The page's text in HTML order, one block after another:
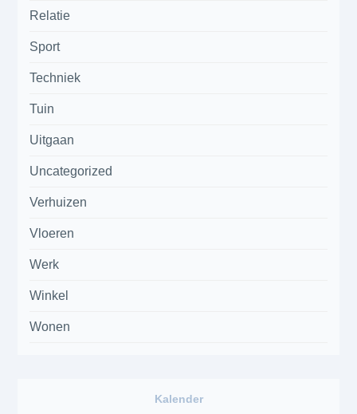
Relatie
Sport
Techniek
Tuin
Uitgaan
Uncategorized
Verhuizen
Vloeren
Werk
Winkel
Wonen
Kalender